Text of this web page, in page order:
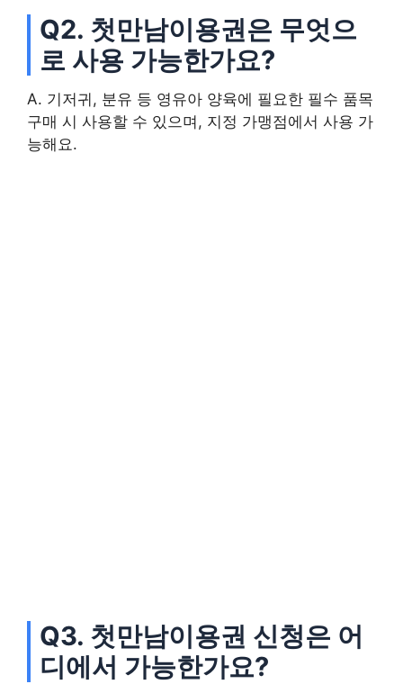
Q2. 첫만남이용권은 무엇으
로 사용 가능한가요?
A. 기저귀, 분유 등 영유아 양육에 필요한 필수 품목
구매 시 사용할 수 있으며, 지정 가맹점에서 사용 가
능해요.
Q3. 첫만남이용권 신청은 어
디에서 가능한가요?